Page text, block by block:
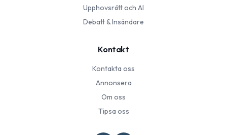
Upphovsrätt och AI
Debatt & Insändare
Kontakt
Kontakta oss
Annonsera
Om oss
Tipsa oss